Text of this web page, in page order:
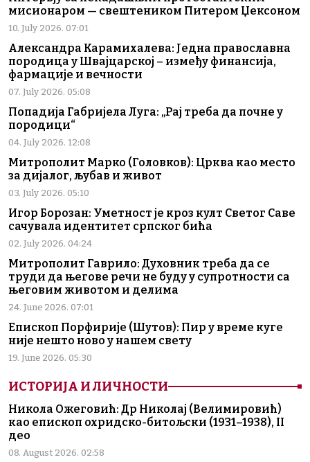
мисионаром — свештеником Питером Џексоном
10. July 2026. 07:01
Александра Карамихалева: Једна православна
породица у Швајцарској – између финансија,
фармације и вечности
07. July 2026. 05:08
Попадија Габријела Луга: „Рај треба да почне у
породици“
04. July 2026. 12:08
Митрополит Марко (Головков): Црква као место
за дијалог, љубав и живот
03. July 2026. 05:10
Игор Борозан: Уметност је кроз култ Светог Саве
сачувала идентитет српског бића
02. July 2026. 04:24
Митрополит Гаврило: Духовник треба да се
труди да његове речи не буду у супротности са
његовим животом и делима
24. June 2026. 07:01
Епископ Порфирије (Шутов): Пир у време куге
није нешто ново у нашем свету
19. June 2026. 05:30
ИСТОРИЈА И ЛИЧНОСТИ
Никола Ожеговић: Др Николај (Велимировић)
као епископ охридско-битољски (1931–1938), II
део
08. August 2026. 02:58